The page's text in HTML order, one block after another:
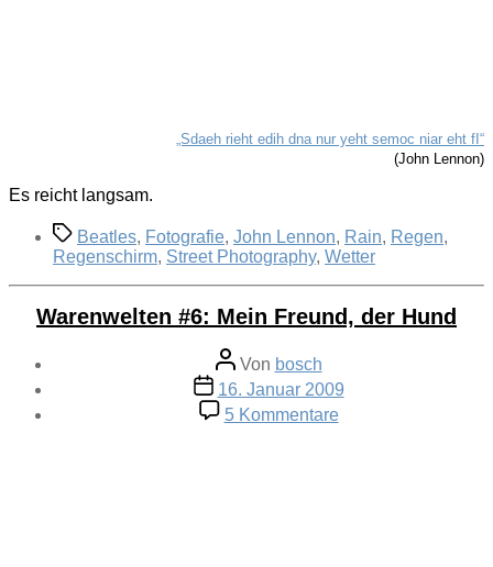
„Sdaeh rieht edih dna nur yeht semoc niar eht fI“
(John Lennon)
Es reicht langsam.
Schlagwörter
Beatles, Fotografie, John Lennon, Rain, Regen,
Regenschirm, Street Photography, Wetter
Warenwelten #6: Mein Freund, der Hund
Beitragsautor
Von bosch
Veröffentlichungsdatum
16. Januar 2009
5 Kommentarezu
Warenwelten